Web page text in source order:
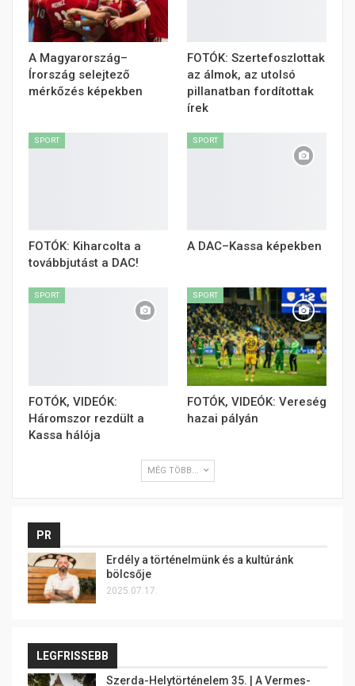
A Magyarország–
Írország selejtező
mérkőzés képekben
FOTÓK: Szertefoszlottak
az álmok, az utolsó
pillanatban fordítottak
írek
SPORT
FOTÓK: Kiharcolta a
továbbjutást a DAC!
SPORT
A DAC–Kassa képekben
SPORT
FOTÓK, VIDEÓK:
Háromszor rezdült a
Kassa hálója
SPORT
FOTÓK, VIDEÓK: Vereség
hazai pályán
MÉG TÖBB...
PR
Erdély a történelmünk és a kultúránk
bölcsője
2025.07.17.
LEGFRISSEBB
Szerda-Helytörténelem 35. | A Vermes-